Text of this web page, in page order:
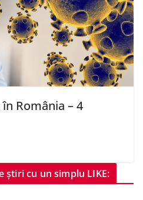
România – 4
știri cu un simplu LIKE: